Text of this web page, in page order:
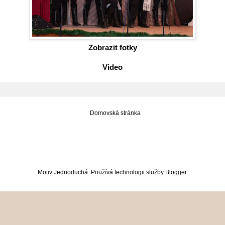
Zobrazit fotky
Video
Domovská stránka
Motiv Jednoduchá. Používá technologii služby Blogger.